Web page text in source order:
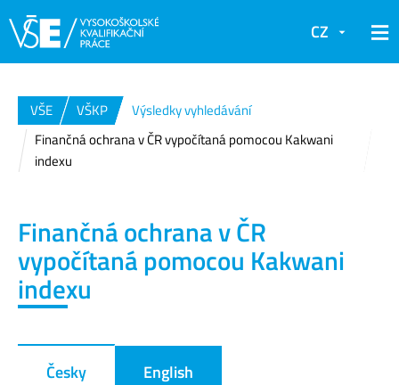
CZ
VŠE VŠKP
Výsledky vyhledávání
Finančná ochrana v ČR vypočítaná pomocou Kakwani
indexu
Finančná ochrana v ČR
vypočítaná pomocou Kakwani
indexu
Česky English